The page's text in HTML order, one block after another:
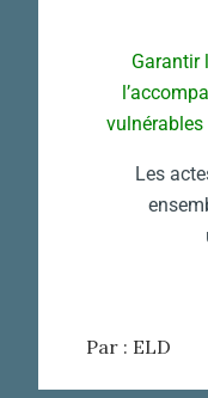
Garantir
Les
Par : ELD